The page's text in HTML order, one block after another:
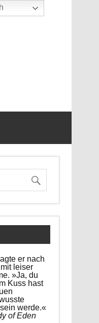
er nach
leiser
»Ja, du
Kuss hast
werde.«
of Eden